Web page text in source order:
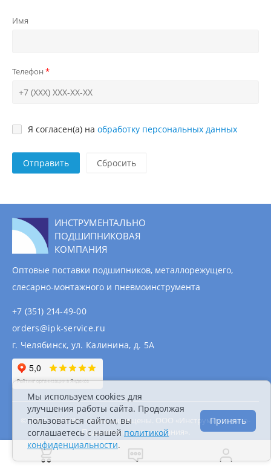
Имя
Телефон
Я согласен(а) на обработку персональных данных
Отправить
ИНСТРУМЕНТАЛЬНО
ПОДШИПНИКОВАЯ
КОМПАНИЯ
Оптовые поставки подшипников, металлорежущего,
слесарно-монтажного и пневмоинструмента
+7 (351) 214-49-00
orders@ipk-service.ru
г. Челябинск, ул. Калинина, д. 5А
© 2007 - 2026 Все права защищены. ООО «Инструментально-
Подшипниковая компания».
Информация на сайте не является публичной
Политика конфиденциальности
Мы используем cookies для
улучшения работы сайта. Продолжая
пользоваться сайтом, вы
соглашаетесь с нашей политикой
конфиденциальности.
Принять